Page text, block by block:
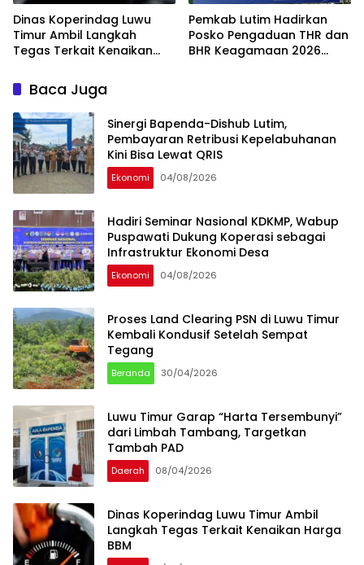
Dinas Koperindag Luwu
Timur Ambil Langkah
Tegas Terkait Kenaikan
Pemkab Lutim Hadirkan
Posko Pengaduan THR dan
BHR Keagamaan 2026
Baca Juga
Sinergi Bapenda-Dishub Lutim,
Pembayaran Retribusi Kepelabuhanan
Kini Bisa Lewat QRIS
Ekonomi 04/08/2026
Hadiri Seminar Nasional KDKMP, Wabup
Puspawati Dukung Koperasi sebagai
Infrastruktur Ekonomi Desa
Ekonomi 04/08/2026
Proses Land Clearing PSN di Luwu Timur
Kembali Kondusif Setelah Sempat
Tegang
Beranda 30/04/2026
Luwu Timur Garap “Harta Tersembunyi”
dari Limbah Tambang, Targetkan
Tambah PAD
Daerah 08/04/2026
Dinas Koperindag Luwu Timur Ambil
Langkah Tegas Terkait Kenaikan Harga
BBM